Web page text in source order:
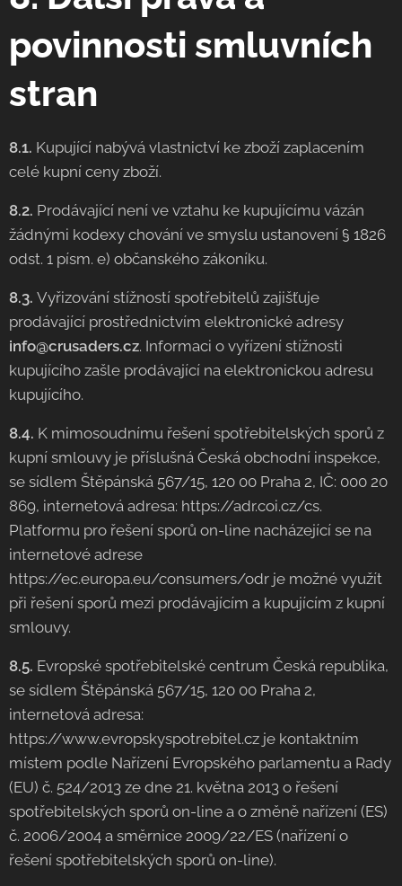
povinnosti smluvních
stran
8.1. Kupující nabývá vlastnictví ke zboží zaplacením
celé kupní ceny zboží.
8.2. Prodávající není ve vztahu ke kupujícímu vázán
žádnými kodexy chování ve smyslu ustanovení § 1826
odst. 1 písm. e) občanského zákoníku.
8.3. Vyřizování stížností spotřebitelů zajišťuje
prodávající prostřednictvím elektronické adresy
info@crusaders.cz. Informaci o vyřízení stížnosti
kupujícího zašle prodávající na elektronickou adresu
kupujícího.
8.4. K mimosoudnímu řešení spotřebitelských sporů z
kupní smlouvy je příslušná Česká obchodní inspekce,
se sídlem Štěpánská 567/15, 120 00 Praha 2, IČ: 000 20
869, internetová adresa: https://adr.coi.cz/cs.
Platformu pro řešení sporů on-line nacházející se na
internetové adrese
https://ec.europa.eu/consumers/odr je možné využít
při řešení sporů mezi prodávajícím a kupujícím z kupní
smlouvy.
8.5. Evropské spotřebitelské centrum Česká republika,
se sídlem Štěpánská 567/15, 120 00 Praha 2,
internetová adresa:
https://www.evropskyspotrebitel.cz je kontaktním
místem podle Nařízení Evropského parlamentu a Rady
(EU) č. 524/2013 ze dne 21. května 2013 o řešení
spotřebitelských sporů on-line a o změně nařízení (ES)
č. 2006/2004 a směrnice 2009/22/ES (nařízení o
řešení spotřebitelských sporů on-line).